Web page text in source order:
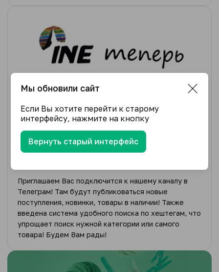
21 апреля 2025
Приглашаем Вас подключится к нашему каналу в
Телеграм! Там будут публиковаться новые
поступления, новинки, товары в наличии! Также
введена система удобного поиска по хештегам, что
упрощает поиск нужной категории или самого
товара! Будем Вам рады!
Мы обновили сайт
Если Вы хотите перейти к старому
интерфейсу, нажмите на кнопку
Вернуть старый интерфейс